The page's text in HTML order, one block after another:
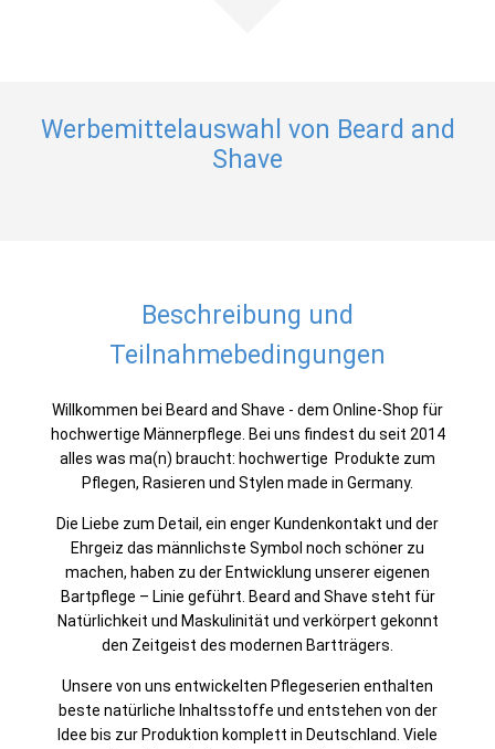
Werbemittelauswahl von Beard and
Shave
Beschreibung und
Teilnahmebedingungen
Willkommen bei Beard and Shave - dem Online-Shop für
hochwertige Männerpflege. Bei uns findest du seit 2014
alles was ma(n) braucht: hochwertige Produkte zum
Pflegen, Rasieren und Stylen made in Germany.
Die Liebe zum Detail, ein enger Kundenkontakt und der
Ehrgeiz das männlichste Symbol noch schöner zu
machen, haben zu der Entwicklung unserer eigenen
Bartpflege – Linie geführt. Beard and Shave steht für
Natürlichkeit und Maskulinität und verkörpert gekonnt
den Zeitgeist des modernen Bartträgers.
Unsere von uns entwickelten Pflegeserien enthalten
beste natürliche Inhaltsstoffe und entstehen von der
Idee bis zur Produktion komplett in Deutschland. Viele